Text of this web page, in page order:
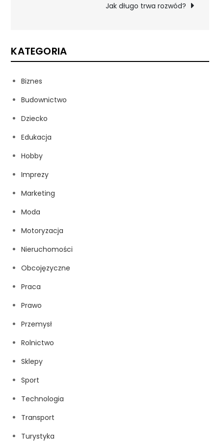
Jak długo trwa rozwód?
KATEGORIA
Biznes
Budownictwo
Dziecko
Edukacja
Hobby
Imprezy
Marketing
Moda
Motoryzacja
Nieruchomości
Obcojęzyczne
Praca
Prawo
Przemysł
Rolnictwo
Sklepy
Sport
Technologia
Transport
Turystyka